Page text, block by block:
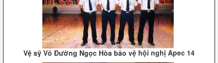
Vệ sỹ Võ Đường Ngọc Hòa bảo vệ hội nghị Apec 14